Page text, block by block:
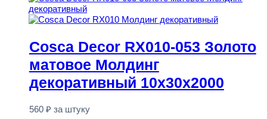
Cosca Decor RX010-053 Золото
матовое Молдинг
декоративный 10x30x2000
560 ₽ за штуку